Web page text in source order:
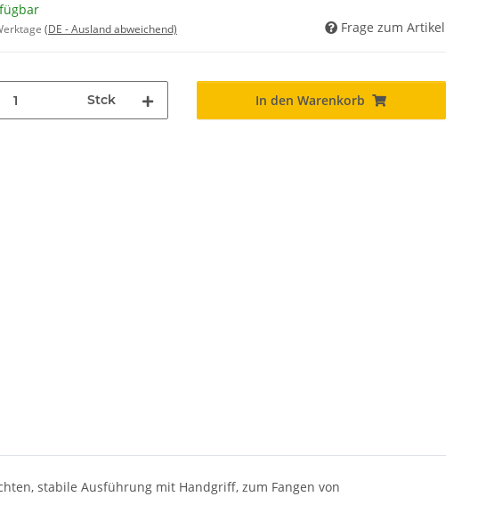
(DE - Ausland abweichend) Frage zum Artikel
Stck In den Warenkorb
stabile Ausführung mit Handgriff, zum Fangen von